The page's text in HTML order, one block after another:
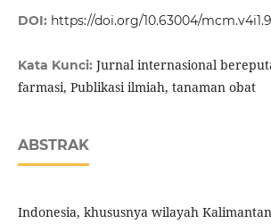
DOI: https://doi.org/10.63004/
Kata Kunci: Jurnal internasional
farmasi, Publikasi ilmiah, tanaman obat
ABSTRAK
Indonesia, khususnya wilayah